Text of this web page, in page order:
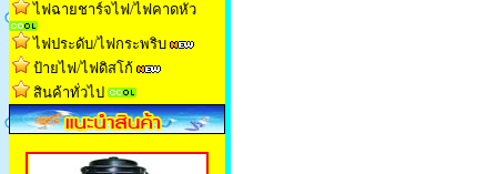
ไฟฉายชาร์จไฟ/ไฟคาดหัว
ไฟประดับ/ไฟกระพริบ
ป้ายไฟ/ไฟดิสโก้
สินค้าทั่วไป